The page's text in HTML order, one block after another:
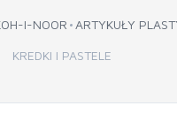
I-NOOR ARTYKUŁY
KREDKI I PASTELE